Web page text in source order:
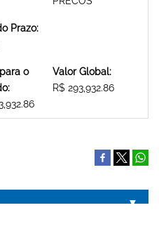
Prazo:
o
Valor Global:
R$ 293,932.86